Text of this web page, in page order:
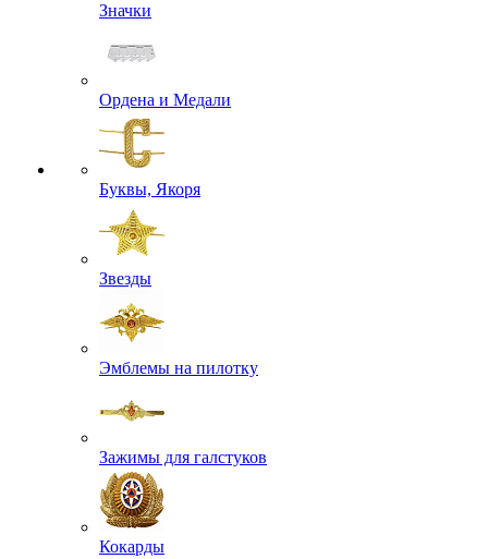
Значки
Ордена и Медали
Буквы, Якоря
Звезды
Эмблемы на пилотку
Зажимы для галстуков
Кокарды